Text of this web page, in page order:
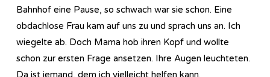
Bahnhof eine Pause, so schwach war sie schon. Eine
obdachlose Frau kam auf uns zu und sprach uns an. Ich
wiegelte ab. Doch Mama hob ihren Kopf und wollte
schon zur ersten Frage ansetzen. Ihre Augen leuchteten.
Da ist jemand, dem ich vielleicht helfen kann.